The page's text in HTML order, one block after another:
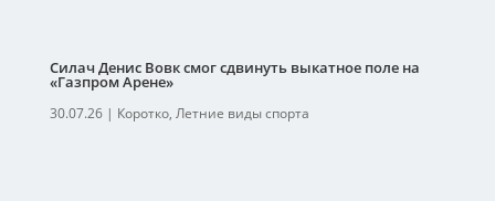
Силач Денис Вовк смог сдвинуть выкатное поле на
«Газпром Арене»
30.07.26| Коротко, Летние виды спорта